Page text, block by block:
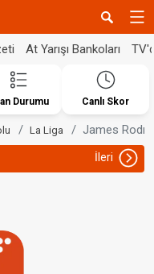
At Yarışı Bankoları
Durumu Canlı Skor
La Liga James
İleri